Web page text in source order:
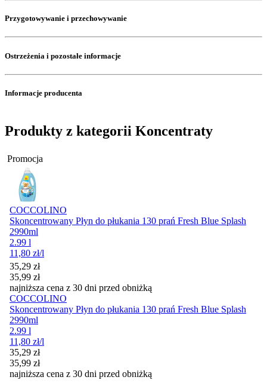
Przygotowywanie i przechowywanie
Ostrzeżenia i pozostałe informacje
Informacje producenta
Produkty z kategorii Koncentraty
Promocja
COCCOLINO
Skoncentrowany Płyn do płukania 130 prań Fresh Blue Splash
2990ml
2.99 l
11,80 zł/l
Cena promocyjna
35,29 zł
35,99 zł
najniższa cena z 30 dni przed obniżką
COCCOLINO
Skoncentrowany Płyn do płukania 130 prań Fresh Blue Splash
2990ml
2.99 l
11,80 zł/l
Cena promocyjna
35,29 zł
35,99 zł
najniższa cena z 30 dni przed obniżką